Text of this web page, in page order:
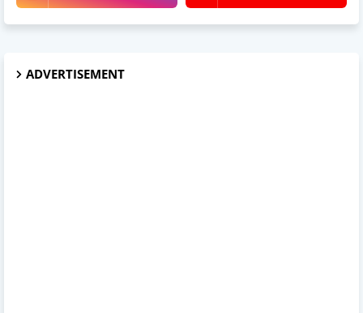
ADVERTISEMENT